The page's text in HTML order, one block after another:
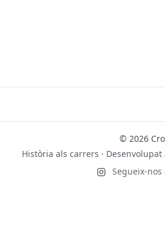
© 2026
Història als carrers · Desenvolupat
Segueix-